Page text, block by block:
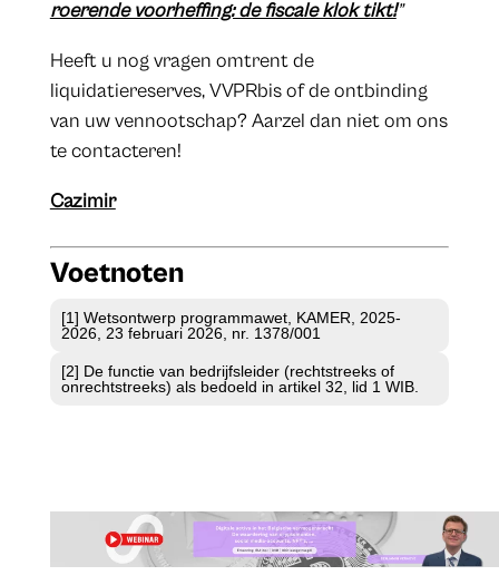
roerende voorheffing: de fiscale klok tikt!”
Heeft u nog vragen omtrent de
liquidatiereserves, VVPRbis of de ontbinding
van uw vennootschap? Aarzel dan niet om ons
te contacteren!
Cazimir
Voetnoten
[1] Wetsontwerp programmawet, KAMER, 2025-
2026, 23 februari 2026, nr. 1378/001
[2] De functie van bedrijfsleider (rechtstreeks of
onrechtstreeks) als bedoeld in artikel 32, lid 1 WIB.